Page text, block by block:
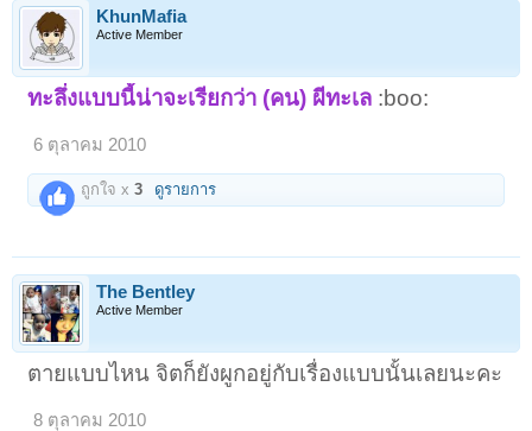
KhunMafia
Active Member
ทะลึ่งแบบนี้น่าจะเรียกว่า (คน) ผีทะเล :boo:
6 ตุลาคม 2010
ถูกใจ x3 ดูรายการ
The Bentley
Active Member
ตายแบบไหน จิตก็ยังผูกอยู่กับเรื่องแบบนั้นเลยนะคะ
8 ตุลาคม 2010